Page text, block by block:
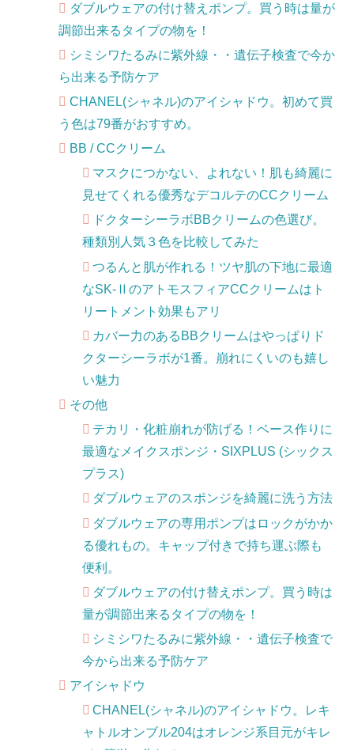
ダブルウェアの付け替えポンプ。買う時は量が
調節出来るタイプの物を！
シミシワたるみに紫外線・・遺伝子検査で今か
ら出来る予防ケア
CHANEL(シャネル)のアイシャドウ。初めて買
う色は79番がおすすめ。
BB / CCクリーム
マスクにつかない、よれない！肌も綺麗に
見せてくれる優秀なデコルテのCCクリーム
ドクターシーラボBBクリームの色選び。
種類別人気３色を比較してみた
つるんと肌が作れる！ツヤ肌の下地に最適
なSK-ⅡのアトモスフィアCCクリームはト
リートメント効果もアリ
カバー力のあるBBクリームはやっぱりド
クターシーラボが1番。崩れにくいのも嬉し
い魅力
その他
テカリ・化粧崩れが防げる！ベース作りに
最適なメイクスポンジ・SIXPLUS (シックス
プラス)
ダブルウェアのスポンジを綺麗に洗う方法
ダブルウェアの専用ポンプはロックがかか
る優れもの。キャップ付きで持ち運ぶ際も
便利。
ダブルウェアの付け替えポンプ。買う時は
量が調節出来るタイプの物を！
シミシワたるみに紫外線・・遺伝子検査で
今から出来る予防ケア
アイシャドウ
CHANEL(シャネル)のアイシャドウ。レキ
ャトルオンブル204はオレンジ系目元がキレ